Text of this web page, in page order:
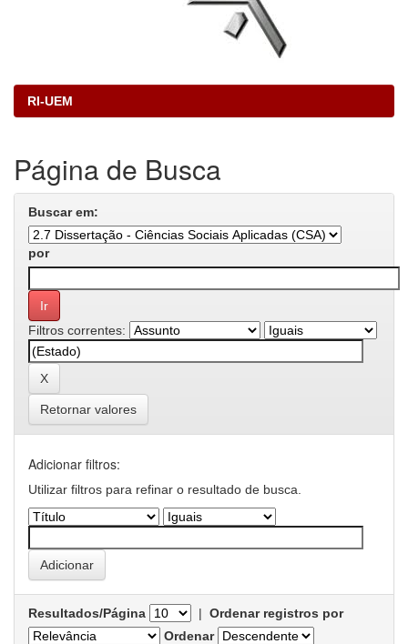
RI-UEM
Página de Busca
Buscar em:
por
Filtros correntes:
Retornar valores
Adicionar filtros:
Utilizar filtros para refinar o resultado de busca.
Resultados/Página | Ordenar registros por
Ordenar